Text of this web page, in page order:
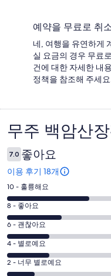
예약을 무료로 취
네, 여행을 유연하게
실 요금의 경우 무료
건에 대한 자세한 내
정책을 참조해 주세요.
이
용
후
기
무주 백암산
7.0 좋아요
이용 후기 18개
평
점
10
-
훌
륭
해
10 - 훌륭해요
평
점
8
-
좋
아
8 - 좋아요
평
점
6
-
6 - 괜찮아요
평
점
4
4 - 별로예요
평
2 - 너무 별로예요